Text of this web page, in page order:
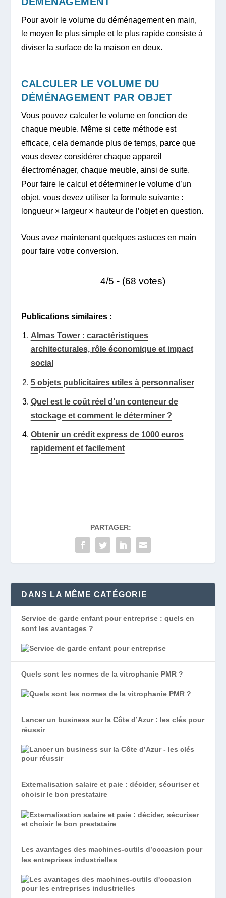
Pour avoir le volume du déménagement en main,
le moyen le plus simple et le plus rapide consiste à
diviser la surface de la maison en deux.
CALCULER LE VOLUME DU
DÉMÉNAGEMENT PAR OBJET
Vous pouvez calculer le volume en fonction de
chaque meuble. Même si cette méthode est
efficace, cela demande plus de temps, parce que
vous devez considérer chaque appareil
électroménager, chaque meuble, ainsi de suite.
Pour faire le calcul et déterminer le volume d’un
objet, vous devez utiliser la formule suivante :
longueur × largeur × hauteur de l’objet en question.
Vous avez maintenant quelques astuces en main
pour faire votre conversion.
4/5 - (68 votes)
Publications similaires :
Almas Tower : caractéristiques
architecturales, rôle économique et impact
social
5 objets publicitaires utiles à personnaliser
Quel est le coût réel d’un conteneur de
stockage et comment le déterminer ?
Obtenir un crédit express de 1000 euros
rapidement et facilement
PARTAGER:
DANS LA MÊME CATÉGORIE
Service de garde enfant pour entreprise : quels en
sont les avantages ?
Quels sont les normes de la vitrophanie PMR ?
Lancer un business sur la Côte d’Azur : les clés pour
réussir
Externalisation salaire et paie : décider, sécuriser et
choisir le bon prestataire
Les avantages des machines-outils d’occasion pour
les entreprises industrielles